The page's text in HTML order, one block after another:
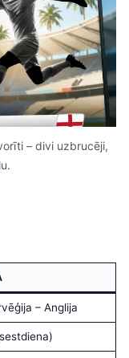
– divi uzbrucēji,
– Anglija